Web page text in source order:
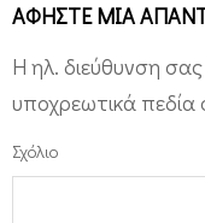
ΑΦΉΣΤΕ ΜΙΑ
Η ηλ. διεύθυνση
υποχρεωτικά πεδία
Σχόλιο